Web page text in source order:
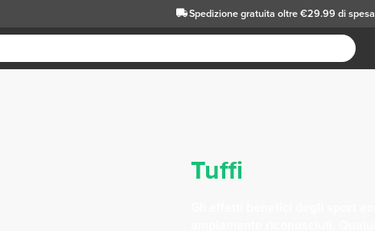
Spedizione gratuita oltre €29.99 di spesa
Tuffi